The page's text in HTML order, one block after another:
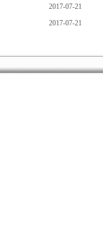
2017-07-21
2017-07-21